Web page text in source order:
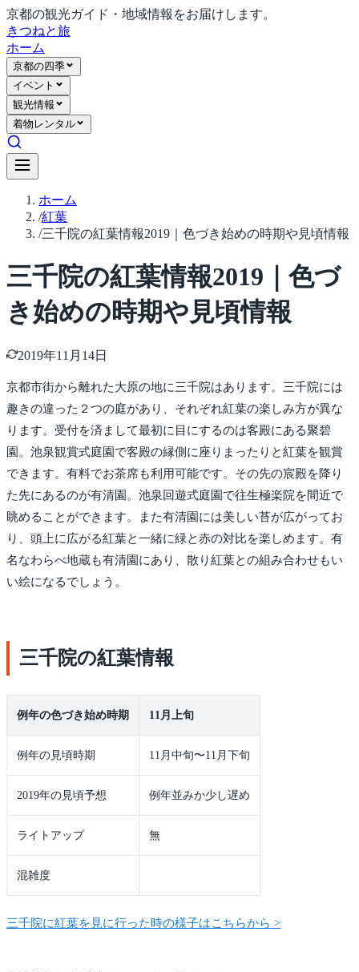
京都の観光ガイド・地域情報をお届けします。
きつねと旅
ホーム
京都の四季
イベント
観光情報
着物レンタル
ホーム
/紅葉
/三千院の紅葉情報2019｜色づき始めの時期や見頃情報
三千院の紅葉情報2019｜色づ
き始めの時期や見頃情報
2019年11月14日
京都市街から離れた大原の地に三千院はあります。三千院には
趣きの違った２つの庭があり、それぞれ紅葉の楽しみ方が異な
ります。受付を済まして最初に目にするのは客殿にある聚碧
園。池泉観賞式庭園で客殿の縁側に座りまったりと紅葉を観賞
できます。有料でお茶席も利用可能です。その先の宸殿を降り
た先にあるのが有清園。池泉回遊式庭園で往生極楽院を間近で
眺めることができます。また有清園には美しい苔が広がってお
り、頭上に広がる紅葉と一緒に緑と赤の対比を楽しめます。有
名なわらべ地蔵も有清園にあり、散り紅葉との組み合わせもい
い絵になるでしょう。
三千院の紅葉情報
例年の色づき始め時期 11月上旬
例年の見頃時期 11月中旬〜11月下旬
2019年の見頃予想 例年並みか少し遅め
ライトアップ 無
混雑度
三千院に紅葉を見に行った時の様子はこちらから >